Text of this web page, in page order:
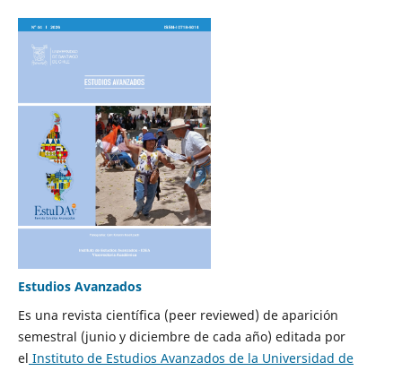
Estudios Avanzados
Es una revista científica (peer reviewed) de aparición
semestral (junio y diciembre de cada año) editada por
el Instituto de Estudios Avanzados de la Universidad de